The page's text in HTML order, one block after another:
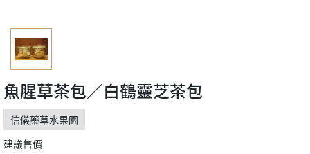
魚腥草茶包／白鶴靈芝茶包
信儀藥草水果園
建議售價